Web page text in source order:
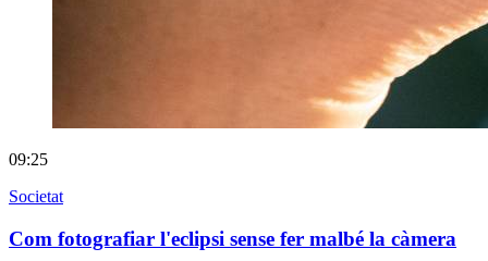
09:25
Societat
Com fotografiar l'eclipsi sense fer malbé la càmera